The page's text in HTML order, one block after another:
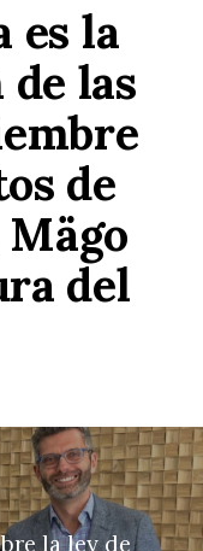
es la
las
de
Mägo
del
la ley de